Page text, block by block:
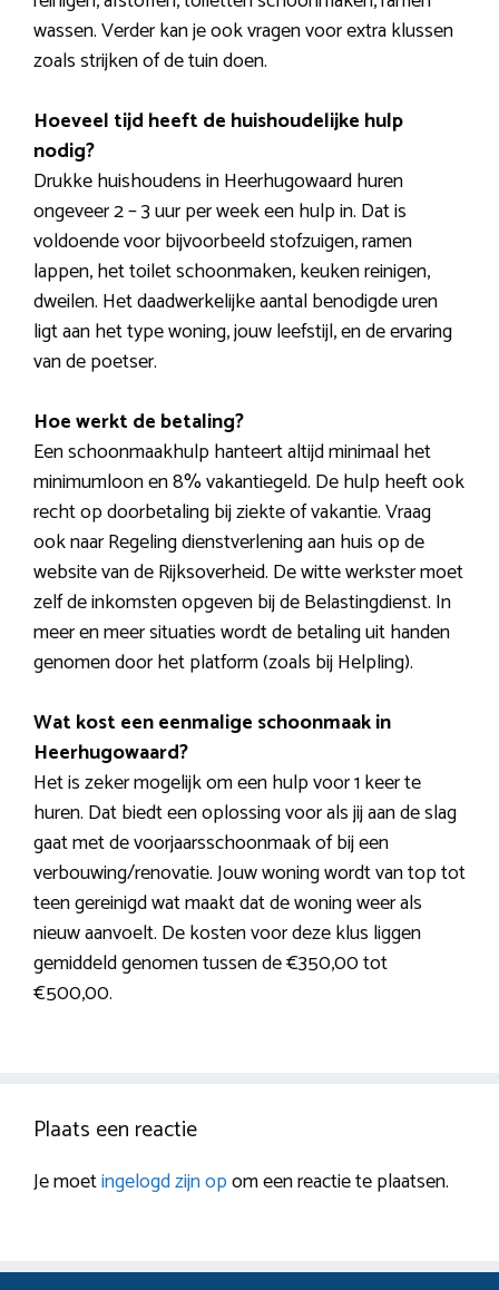
wassen. Verder kan je ook vragen voor extra klussen
zoals strijken of de tuin doen.
Hoeveel tijd heeft de huishoudelijke hulp
nodig?
Drukke huishoudens in Heerhugowaard huren
ongeveer 2 – 3 uur per week een hulp in. Dat is
voldoende voor bijvoorbeeld stofzuigen, ramen
lappen, het toilet schoonmaken, keuken reinigen,
dweilen. Het daadwerkelijke aantal benodigde uren
ligt aan het type woning, jouw leefstijl, en de ervaring
van de poetser.
Hoe werkt de betaling?
Een schoonmaakhulp hanteert altijd minimaal het
minimumloon en 8% vakantiegeld. De hulp heeft ook
recht op doorbetaling bij ziekte of vakantie. Vraag
ook naar Regeling dienstverlening aan huis op de
website van de Rijksoverheid. De witte werkster moet
zelf de inkomsten opgeven bij de Belastingdienst. In
meer en meer situaties wordt de betaling uit handen
genomen door het platform (zoals bij Helpling).
Wat kost een eenmalige schoonmaak in
Heerhugowaard?
Het is zeker mogelijk om een hulp voor 1 keer te
huren. Dat biedt een oplossing voor als jij aan de slag
gaat met de voorjaarsschoonmaak of bij een
verbouwing/renovatie. Jouw woning wordt van top tot
teen gereinigd wat maakt dat de woning weer als
nieuw aanvoelt. De kosten voor deze klus liggen
gemiddeld genomen tussen de €350,00 tot
€500,00.
Plaats een reactie
Je moetingelogd zijn opom een reactie te plaatsen.